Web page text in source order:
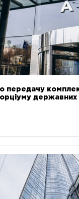
передачу
державних